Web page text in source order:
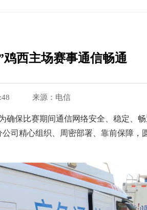
西主场赛事通信畅通
来源： 电信
确保比赛期间通信网络安全、稳定、
司精心组织、周密部署、靠前保障，